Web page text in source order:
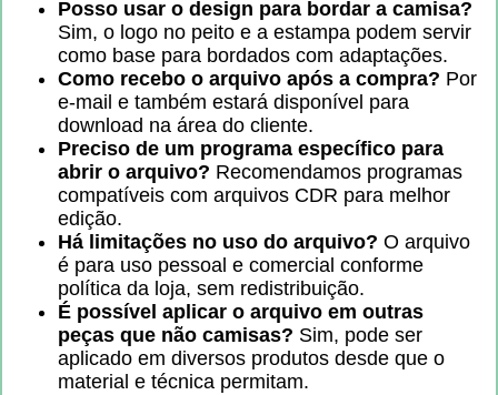
Posso usar o design para bordar a camisa?
Sim, o logo no peito e a estampa podem servir
como base para bordados com adaptações.
Como recebo o arquivo após a compra? Por
e-mail e também estará disponível para
download na área do cliente.
Preciso de um programa específico para
abrir o arquivo? Recomendamos programas
compatíveis com arquivos CDR para melhor
edição.
Há limitações no uso do arquivo? O arquivo
é para uso pessoal e comercial conforme
política da loja, sem redistribuição.
É possível aplicar o arquivo em outras
peças que não camisas? Sim, pode ser
aplicado em diversos produtos desde que o
material e técnica permitam.